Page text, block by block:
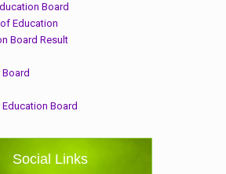
Board
Education
Board Result
Board
Social Links